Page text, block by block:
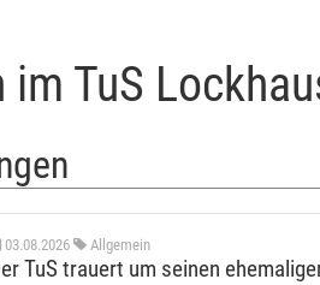
TuS
03.08.2026 Allgemein
TuS trauert um seinen